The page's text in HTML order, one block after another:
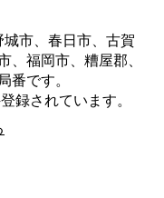
市、春日市、古賀
、福岡市、糟屋郡、
番です。
録されています。